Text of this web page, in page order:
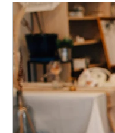
Konzert
Familie